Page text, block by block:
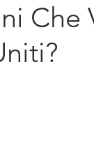
una società negli USA
Che